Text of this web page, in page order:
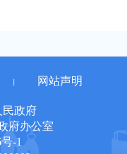
网站声明
民政府
府办公室
-1